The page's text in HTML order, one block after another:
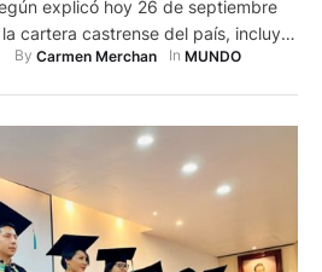
explicó hoy 26 de septiembre
cartera castrense del país, incluye
y eventos castrenses
By Carmen Merchan In MUNDO